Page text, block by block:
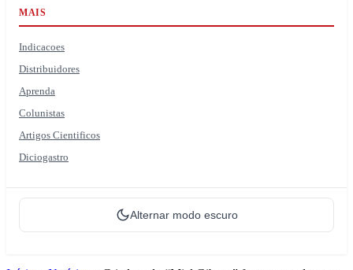
MAIS
Indicacoes
Distribuidores
Aprenda
Colunistas
Artigos Cientificos
Diciogastro
Alternar modo escuro